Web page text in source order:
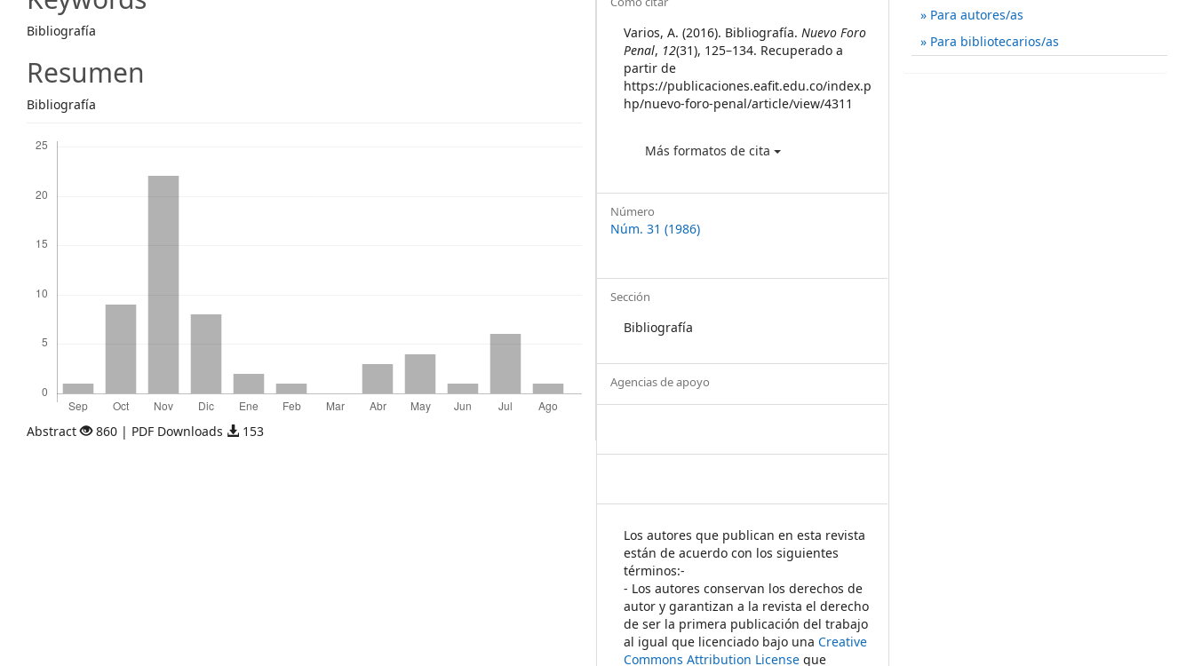
Content
Bibliografía
Resumen
Bibliografía
Abstract 860 | PDF Downloads 153
Details
Varios, A. (2016). Bibliografía.Nuevo Foro
Penal, 12(31), 125–134. Recuperado a
partir de
https://publicaciones.eafit.edu.co/index.p
hp/nuevo-foro-penal/article/view/4311
Más formatos de cita
Número
Núm. 31 (1986)
Sección
Bibliografía
Agencias de apoyo
Los autores que publican en esta revista
están de acuerdo con los siguientes
términos:-
- Los autores conservan los derechos de
autor y garantizan a la revista el derecho
de ser la primera publicación del trabajo
al igual que licenciado bajo unaCreative
Commons Attribution License que
Para autores/as
Para bibliotecarios/as